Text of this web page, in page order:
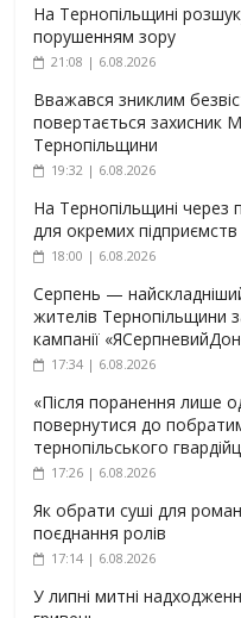
На Тернопільщині
порушенням зору
21:08 | 6.08.2026
Вважався зниклим
повертається захисник
Тернопільщини
19:32 | 6.08.2026
На Тернопільщині через
для окремих підприємств
18:00 | 6.08.2026
Серпень —
жителів Тернопільщини
кампанії
17:34 | 6.08.2026
«Після поранення лише
повернутися до
тернопільського
17:26 | 6.08.2026
Як обрати суші для
поєднання ролів
17:14 | 6.08.2026
У липні митні